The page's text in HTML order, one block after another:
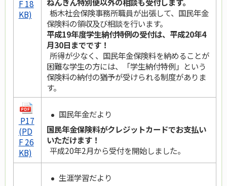
F 18
KB)
栃木社会保険事務所職員が出張して、国民年金
保険料の領収及び相談を行います。
平成19年度学生納付特例の受付は、平成20年4
月30日までです！
所得が少なく、国民年金保険料を納めることが
困難な学生の方には、「学生納付特例」という
保険料の納付の猶予が受けられる制度がありま
す。
P17
(PD
F 26
KB)
国民年金だより
国民年金保険料がクレジットカードでお支払い
いただけます！
平成20年2月から受付を開始しました。
生涯学習だより